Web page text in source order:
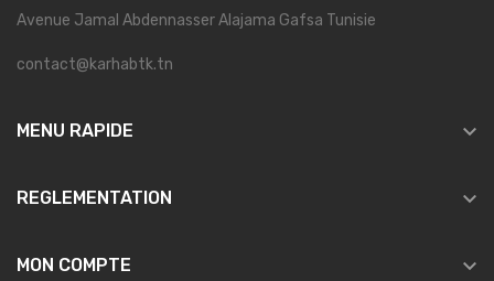
Avenue Jamal Abdennasser Alajama Gafsa Tunisie
contact@karhabtk.tn
MENU RAPIDE 
REGLEMENTATION 
MON COMPTE 